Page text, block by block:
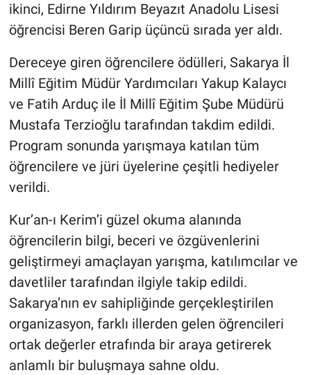
ikinci, Edirne Yıldırım Beyazıt Anadolu Lisesi
öğrencisi Beren Garip üçüncü sırada yer aldı.
Dereceye giren öğrencilere ödülleri, Sakarya İl
Millî Eğitim Müdür Yardımcıları Yakup Kalaycı
ve Fatih Arduç ile İl Millî Eğitim Şube Müdürü
Mustafa Terzioğlu tarafından takdim edildi.
Program sonunda yarışmaya katılan tüm
öğrencilere ve jüri üyelerine çeşitli hediyeler
verildi.
Kur’an-ı Kerim’i güzel okuma alanında
öğrencilerin bilgi, beceri ve özgüvenlerini
geliştirmeyi amaçlayan yarışma, katılımcılar ve
davetliler tarafından ilgiyle takip edildi.
Sakarya’nın ev sahipliğinde gerçekleştirilen
organizasyon, farklı illerden gelen öğrencileri
ortak değerler etrafında bir araya getirerek
anlamlı bir buluşmaya sahne oldu.